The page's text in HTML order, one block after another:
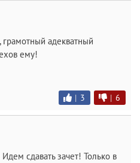
адекватный
ему!
| 3 | 6
сдавать зачет! Только в